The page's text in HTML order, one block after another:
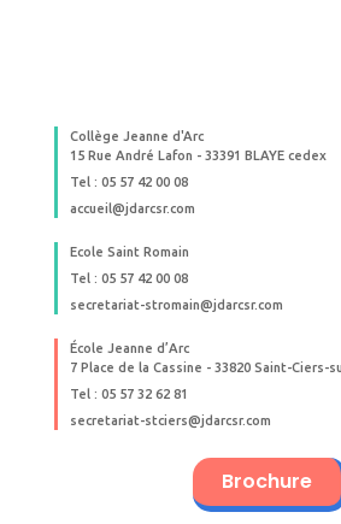
Collège Jeanne d'Arc
15 Rue André Lafon - 33391 BLAYE cedex
Tel : 05 57 42 00 08
accueil@jdarcsr.com
Ecole Saint Romain
Tel : 05 57 42 00 08
secretariat-stromain@jdarcsr.com
École Jeanne d’Arc
7 Place de la Cassine - 33820 Saint-Ciers-
Tel : 05 57 32 62 81
secretariat-stciers@jdarcsr.com
Brochure